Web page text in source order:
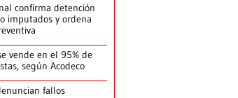
confirma detención
imputados y ordena
vende en el 95% de
según Acodeco
fallos